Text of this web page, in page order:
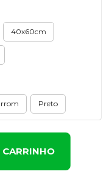
40x60cm
Preto